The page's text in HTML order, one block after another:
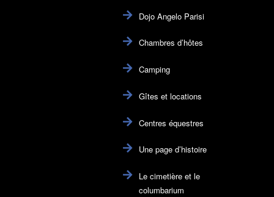
Dojo Angelo Parisi
Chambres d’hôtes
Camping
Gîtes et locations
Centres équestres
Une page d’histoire
Le cimetière et le
columbarium